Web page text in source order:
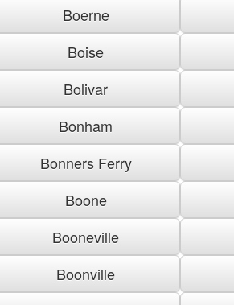
Boerne
Boise
Bolivar
Bonham
Bonners Ferry
Boone
Booneville
Boonville